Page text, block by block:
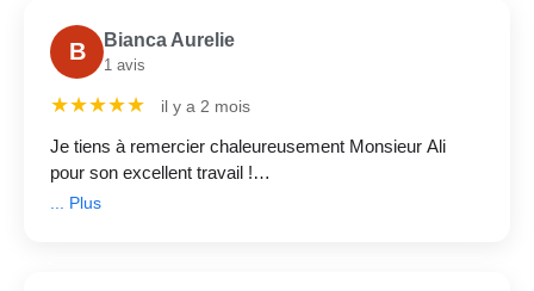
B Bianca Aurelie
1 avis
★★★★★ il y a 2 mois
Je tiens à remercier chaleureusement Monsieur Ali
pour son excellent travail !
C’est un plombier très professionnel, ponctuel et surtout
... Plus